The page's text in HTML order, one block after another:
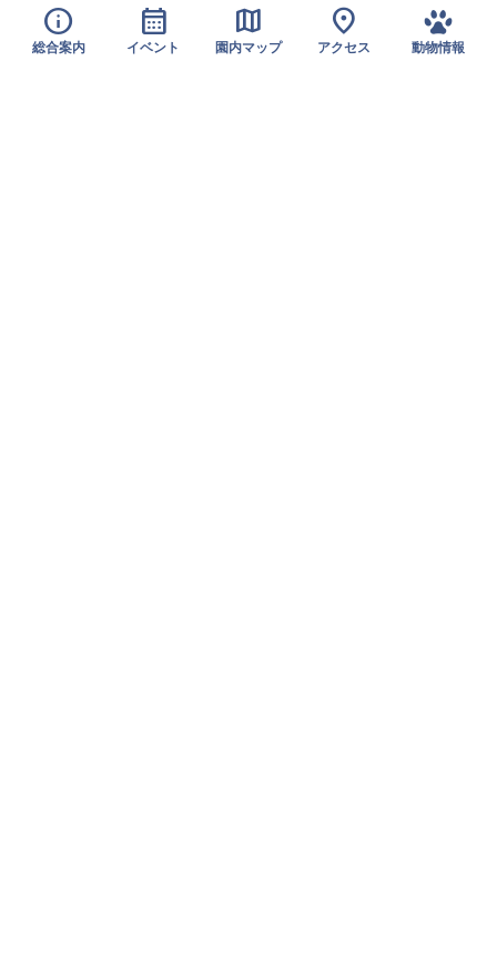
info
総合案内
calendar_month
イベント
map
園内マップ
location_on
アクセス 動物情報